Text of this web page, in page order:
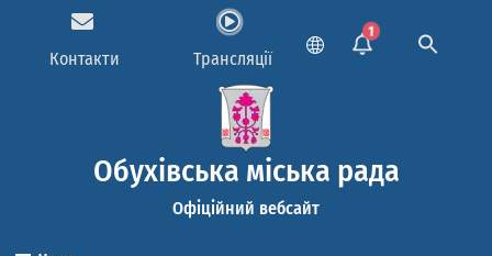
Контакти Трансляції
1
Обухівська міська рада
Офіційний вебсайт